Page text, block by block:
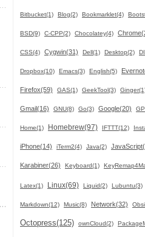
Bitbucket(1) Blog(2) Bookmarklet(4)
BSD(9) C-CPP(2) Chocolatey(4)
CSS(4) Cygwin(31) Dell(1) Desktop(2)
Dropbox(10) Emacs(3) English(5)
Firefox(59) GAS(1) GeekTool(3)
Gmail(16) GNU(8) Go(3) Google(20)
Home(1) Homebrew(97) IFTTT(12)
iPhone(14) iTerm2(4) Java(2)
Karabiner(26) Keyboard(1)
Latex(1) Linux(69) Liquid(2) Lubuntu(3)
Markdown(12) Music(8) Network(32)
Octopress(125) ownCloud(2)